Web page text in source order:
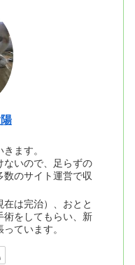
ます。
いので、足らずの
のサイト運営で収
は完治）、おとと
術をしてもらい、新
ています。